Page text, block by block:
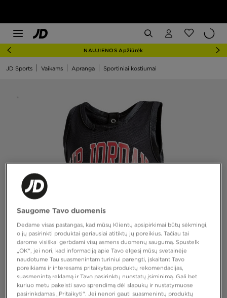
NAUJIENOS Apžiūrėk
JD Sports Vaikams Apranga Sportiniai kostiumai
Saugome Tavo duomenis
Dedame visas pastangas, kad mūsų Klientų apsipirkimai būtų sėkmingi,
o jų pasirinkti produktai geriausiai atitiktų jų poreikius. Tačiau tai
darome visiškai gerbdami visų asmens duomenų saugumą. Spustelk
„OK“, jei nori, kad informaciją apie Tavo elgesį mūsų svetainėje
naudotume Tau suasmenintam turiniui parengti, įskaitant Tavo
poreikiams ir interesams pritaikytas produktų rekomendacijas,
suasmenintą reklamą ir Tavo pasirinktų nuostatų įsiminimą. Gali bet
kuriuo metu pakeisti savo sprendimą dėl slapukų ir nustatymuose
pasirinkdamas „Pritaikyti“. Jei nenori gauti suasmenintų produktų